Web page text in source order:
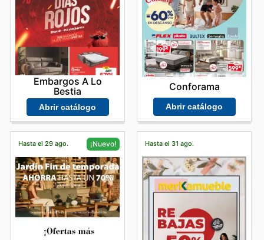
Embargos A Lo
Bestia
Abrir catálogo
Conforama
Abrir catálogo
Hasta el 29 ago. ¡Nuevo! Hasta el 31 ago.